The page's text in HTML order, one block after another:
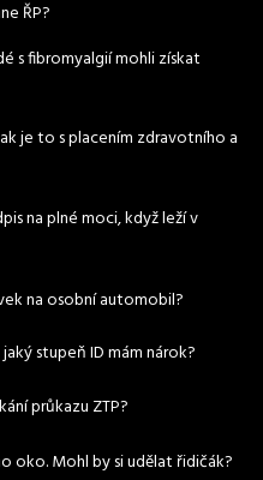
ŘP?
s fibromyalgií mohli získat
je to s placením zdravotního a
na plné moci, když leží v
na osobní automobil?
stupeň ID mám nárok?
průkazu ZTP?
oko. Mohl by si udělat řidičák?